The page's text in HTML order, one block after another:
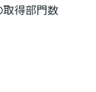
得部門数